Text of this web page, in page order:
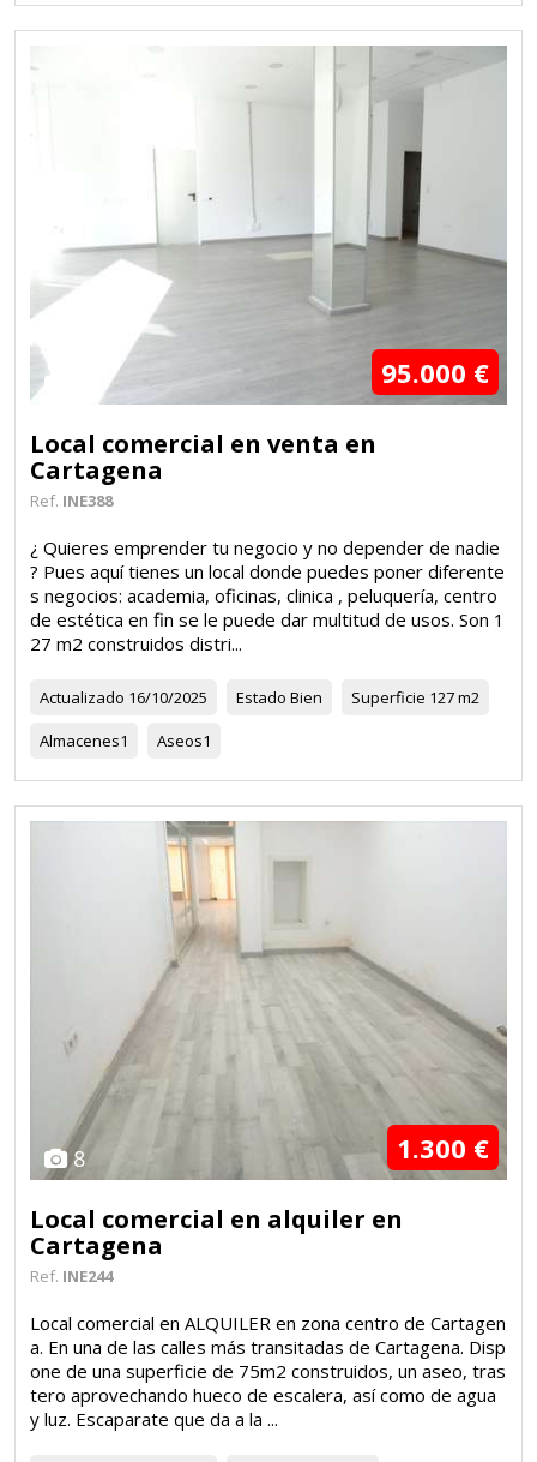
95.000 €
Local comercial en venta en
Cartagena
Ref. INE388
¿ Quieres emprender tu negocio y no depender de nadie
? Pues aquí tienes un local donde puedes poner diferente
s negocios: academia, oficinas, clinica , peluquería, centro
de estética en fin se le puede dar multitud de usos. Son 1
27 m2 construidos distri...
Actualizado 16/10/2025 Estado Bien Superficie 127 m2
Almacenes1 Aseos1
8 1.300 €
Local comercial en alquiler en
Cartagena
Ref. INE244
Local comercial en ALQUILER en zona centro de Cartagen
a. En una de las calles más transitadas de Cartagena. Disp
one de una superficie de 75m2 construidos, un aseo, tras
tero aprovechando hueco de escalera, así como de agua
y luz. Escaparate que da a la ...